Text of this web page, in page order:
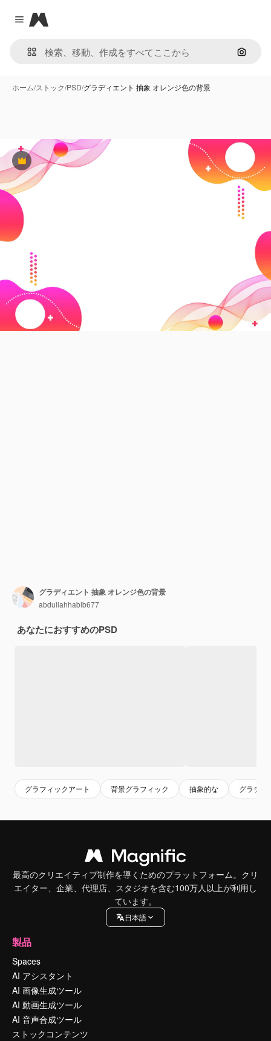
Close menu
Magnific
画像で
ホーム/ストック/PSD/グラディエント 抽象 オレンジ色の背景
Premium
グラディエント 抽象 オレンジ色の背景
abdullahhabib677
あなたにおすすめのPSD
グラフィックアート 背景グラフィック 抽象的な グラデー
最高のクリエイティブ制作を導くためのプラットフォーム。クリ
エイター、企業、代理店、スタジオを含む100万人以上が利用し
ています。
日本語
製品
Spaces
AI アシスタント
AI 画像生成ツール
AI 動画生成ツール
AI 音声合成ツール
ストックコンテンツ